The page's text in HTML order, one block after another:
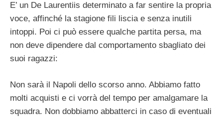
E’ un De Laurentiis determinato a far sentire la propria
voce, affinché la stagione fili liscia e senza inutili
intoppi. Poi ci può essere qualche partita persa, ma
non deve dipendere dal comportamento sbagliato dei
suoi ragazzi:
Non sarà il Napoli dello scorso anno. Abbiamo fatto
molti acquisti e ci vorrà del tempo per amalgamare la
squadra. Non dobbiamo abbatterci in caso di eventuali